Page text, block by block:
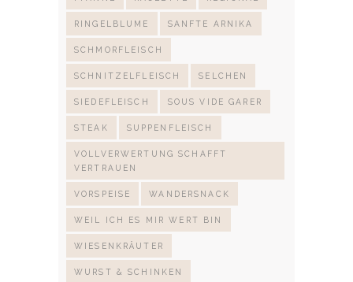
RINGELBLUME SANFTE ARNIKA
SCHMORFLEISCH
SCHNITZELFLEISCH SELCHEN
SIEDEFLEISCH SOUS VIDE GARER
STEAK SUPPENFLEISCH
VOLLVERWERTUNG SCHAFFT
VERTRAUEN
VORSPEISE WANDERSNACK
WEIL ICH ES MIR WERT BIN
WIESENKRÄUTER
WURST & SCHINKEN